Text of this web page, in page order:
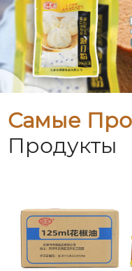
Самые
Продукты